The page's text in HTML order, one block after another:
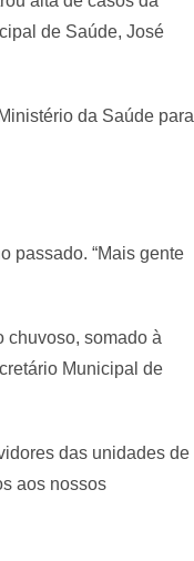
de Saúde, José
da Saúde para
passado. “Mais gente
chuvoso, somado à
Municipal de
das unidades de
aos nossos